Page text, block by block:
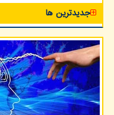
جدیدترین ها